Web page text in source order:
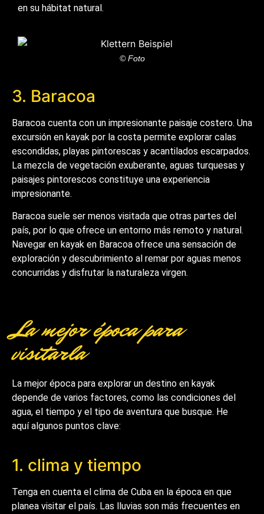
© Foto
en su hábitat natural.
3. Baracoa
Baracoa cuenta con un impresionante paisaje costero. Una
excursión en kayak por la costa permite explorar calas
escondidas, playas pintorescas y acantilados escarpados.
La mezcla de vegetación exuberante, aguas turquesas y
paisajes pintorescos constituye una experiencia
impresionante.
Baracoa suele ser menos visitada que otras partes del
país, por lo que ofrece un entorno más remoto y natural.
Navegar en kayak en Baracoa ofrece una sensación de
exploración y descubrimiento al remar por aguas menos
concurridas y disfrutar la naturaleza virgen.
La mejor época para
visitarla
La mejor época para explorar un destino en kayak
depende de varios factores, como las condiciones del
agua, el tiempo y el tipo de aventura que busque. He
aquí algunos puntos clave:
1. clima y tiempo
Tenga en cuenta el clima de Cuba en la época en que
planea visitar el país. Las lluvias son más frecuentes en